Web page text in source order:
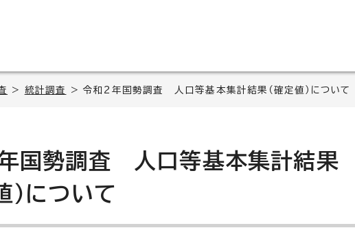
> 統計調査 > 令和2年国勢調査 人口等基本集計結果（確定値）について
国勢調査 人口等基本集計結果
）について